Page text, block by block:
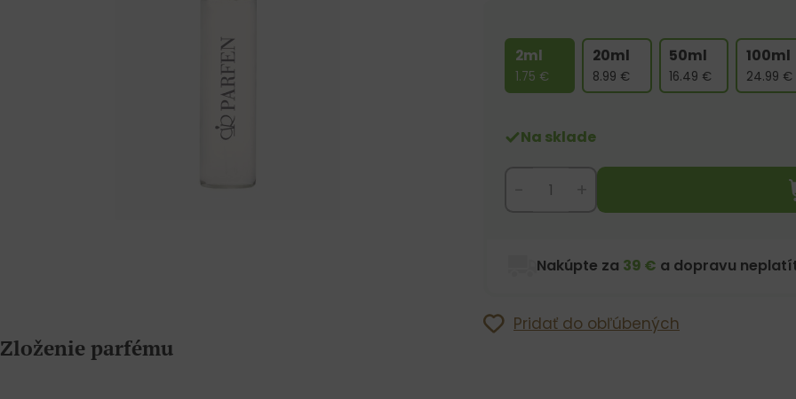
2ml
1.75 €
20ml
8.99 €
50ml
16.49 €
100ml
24.99 €
Na sklade
Nakúpte za 39 € a dopravu
Pridať do obľúbených
Zloženie parfému